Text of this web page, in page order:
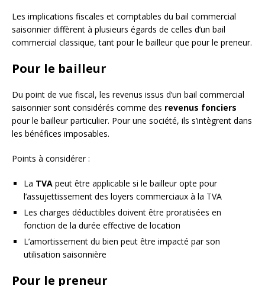
Les implications fiscales et comptables du bail commercial
saisonnier diffèrent à plusieurs égards de celles d’un bail
commercial classique, tant pour le bailleur que pour le preneur.
Pour le bailleur
Du point de vue fiscal, les revenus issus d’un bail commercial
saisonnier sont considérés comme des revenus fonciers
pour le bailleur particulier. Pour une société, ils s’intègrent dans
les bénéfices imposables.
Points à considérer :
La TVA peut être applicable si le bailleur opte pour
l’assujettissement des loyers commerciaux à la TVA
Les charges déductibles doivent être proratisées en
fonction de la durée effective de location
L’amortissement du bien peut être impacté par son
utilisation saisonnière
Pour le preneur